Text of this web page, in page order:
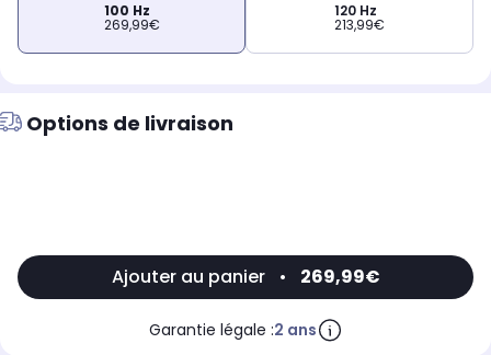
100 Hz
269,99€
120 Hz
213,99€
Options de livraison
Ajouter au panier • 269,99€
Garantie légale :2 ans